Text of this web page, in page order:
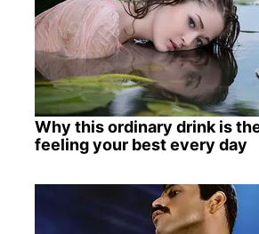
Why this ordinary drink is
feeling your best every day